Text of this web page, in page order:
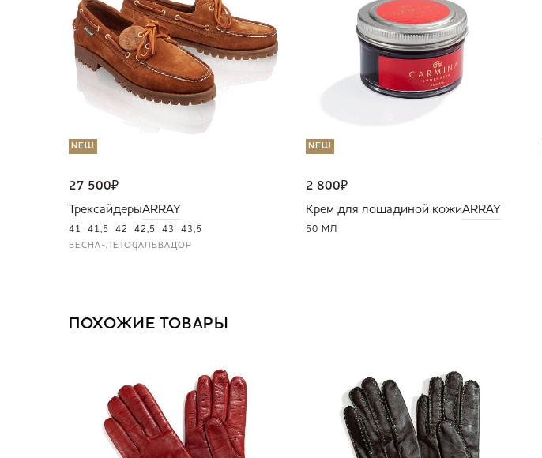
NEW
27 500₽
ТрексайдерыARRAY
41 41,5 42 42,5 43 43,5
ВЕСНА-ЛЕТОСАЛЬВАДОР
NEW
2 800₽
Крем для лошадиной кожиARRAY
50 МЛ
ПОХОЖИЕ ТОВАРЫ